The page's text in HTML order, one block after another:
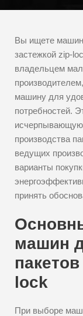
Вы ищете
застежкой zip-
владельцем
машину для
потребностей.
производства
ведущих
варианты
принять
машин
lock
При выборе